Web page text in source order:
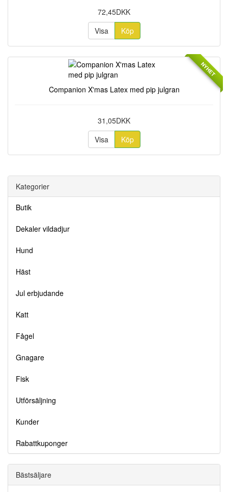
72,45DKK
Visa
Köp
NYHET
Companion X'mas Latex med pip julgran
31,05DKK
Visa
Köp
Kategorier
Butik
Dekaler vildadjur
Hund
Häst
Jul erbjudande
Katt
Fågel
Gnagare
Fisk
Utförsäljning
Kunder
Rabattkuponger
Bästsäljare